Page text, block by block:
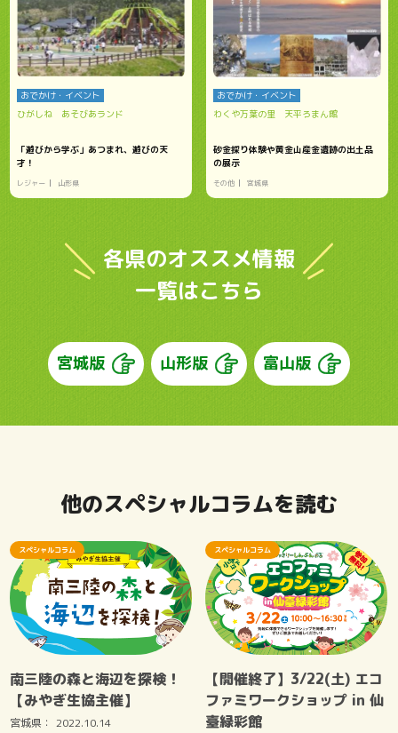
おでかけ・イベント
ひがしね あそびあランド
「遊びから学ぶ」あつまれ、遊びの天
才！
レジャー 山形県
おでかけ・イベント
わくや万葉の里 天平ろまん館
砂金採り体験や黄金山産金遺跡の出土品
の展示
その他 宮城県
各県のオススメ情報
一覧はこちら
宮城版 山形版 富山版
他のスペシャルコラムを読む
南三陸の森と海辺を探検！
【みやぎ生協主催】
宮城県： 2022.10.14
スペシャルコラム
【開催終了】3/22(土) エコ
ファミワークショップ in 仙
臺緑彩館
スペシャルコラム